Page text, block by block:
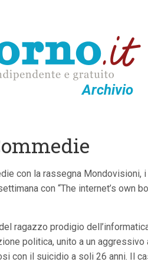
Archivio
con la rassegna Mondovisioni,
con “The internet’s own
ragazzo prodigio
politica, unito a un aggressivo
con il suicidio a soli 26 anni. Il